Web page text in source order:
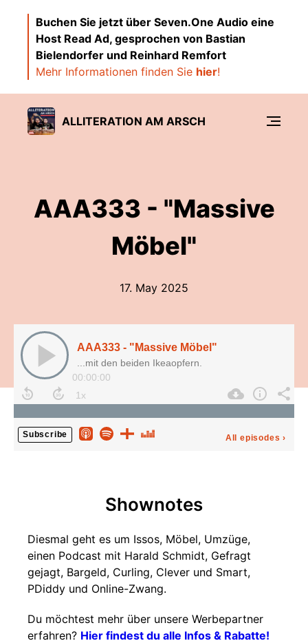
Buchen Sie jetzt über Seven.One Audio eine
Host Read Ad, gesprochen von Bastian
Bielendorfer und Reinhard Remfort
Mehr Informationen finden Sie hier!
ALLITERATION AM ARSCH
AAA333 - "Massive
Möbel"
17. May 2025
AAA333 - "Massive Möbel"
...mit den beiden Ikeaopfern.
00:00:00
Subscribe All episodes ›
Shownotes
Diesmal geht es um Issos, Möbel, Umzüge,
einen Podcast mit Harald Schmidt, Gefragt
gejagt, Bargeld, Curling, Clever und Smart,
PDiddy und Online-Zwang.
Du möchtest mehr über unsere Werbepartner
erfahren? Hier findest du alle Infos & Rabatte!